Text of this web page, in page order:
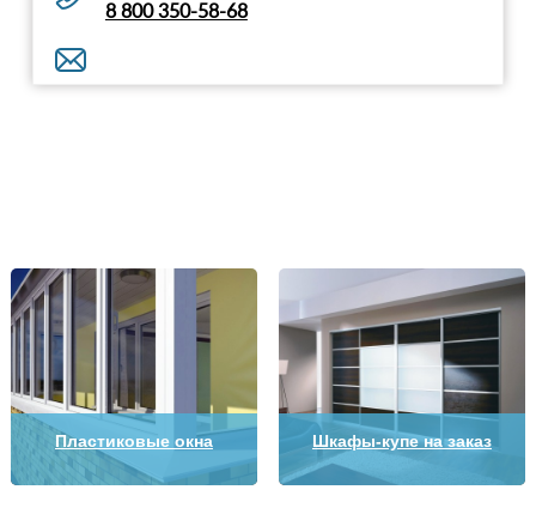
8 800 350-58-68
Пластиковые окна Шкафы-купе на заказ